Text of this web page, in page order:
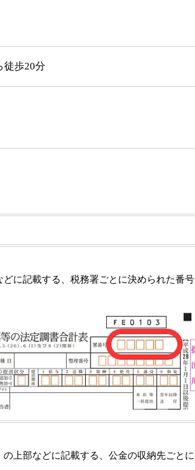
徒歩20分
に記載する、税務署ごとに決められた番号
上部などに記載する、公金の収納先ごとに